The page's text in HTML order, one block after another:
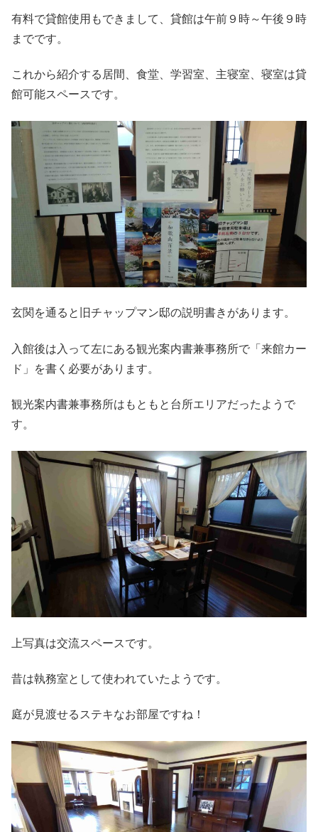
有料で貸館使用もできまして、貸館は午前９時～午後９時
までです。
これから紹介する居間、食堂、学習室、主寝室、寝室は貸
館可能スペースです。
玄関を通ると旧チャップマン邸の説明書きがあります。
入館後は入って左にある観光案内書兼事務所で「来館カー
ド」を書く必要があります。
観光案内書兼事務所はもともと台所エリアだったようで
す。
上写真は交流スペースです。
昔は執務室として使われていたようです。
庭が見渡せるステキなお部屋ですね！